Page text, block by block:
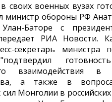
в своих военных вузах
министр обороны РФ
Баторе с
РИА Новости.
секретарь министра
взаимодействия в
а также в
Монголии в